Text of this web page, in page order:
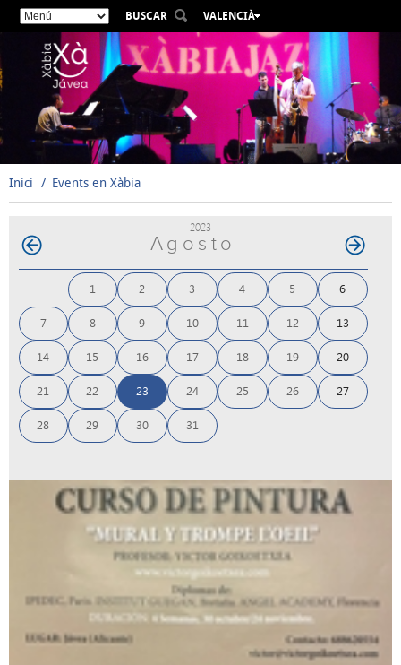
BUSCAR
VALENCIÀ
ESPAÑOL
ENGLISH
DEUTSCH
РУССКИЙ
Inici Events en Xàbia
2023
Agosto
1 2 3 4 5 6
7 8 9 10 11 12 13
14 15 16 17 18 19 20
21 22 23 24 25 26 27
28 29 30 31